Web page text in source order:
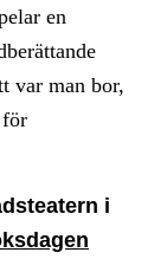
en
var man bor,
för
i